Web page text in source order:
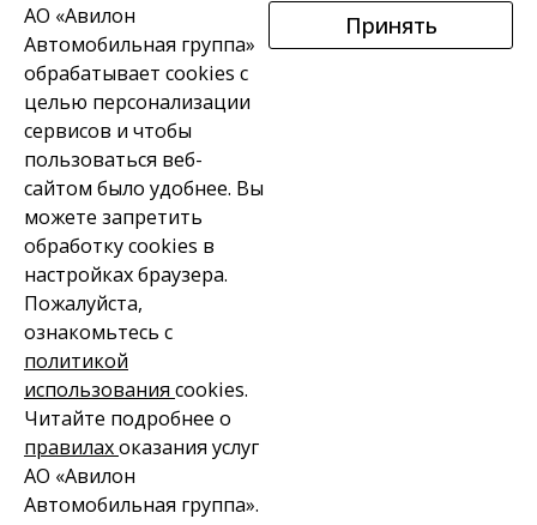
СВЯЗАТЬСЯ С МЕНЕДЖЕРОМ
МОДЕЛЬНЫЙ РЯД МОТОЦИКЛОВ VOGE
В НАЛИЧИИ МОТОЦИКЛЫ
СКУТЕРЫ
ВАКАНСИИ
© 2019 — 2024. Мотоциклы, квадроциклы и скутеры VOGE
права защищены в соответствии с законом РФ. При
цитировании ссылка на сайт обязательна.
АО «Авилон
Автомобильная группа»
обрабатывает cookies с
целью персонализации
сервисов и чтобы
пользоваться веб-
сайтом было удобнее. Вы
можете запретить
обработку сookies в
настройках браузера.
Пожалуйста,
ознакомьтесь с
политикой
использования cookies.
Читайте подробнее о
правилахоказания услуг
АО «Авилон
Автомобильная группа».
Принять